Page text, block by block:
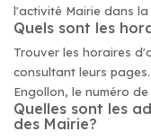
l'activité Mairie dans la
Quels sont les
Trouver les horaires
consultant leurs
Engollon, le numéro
Quelles sont les
des Mairie?